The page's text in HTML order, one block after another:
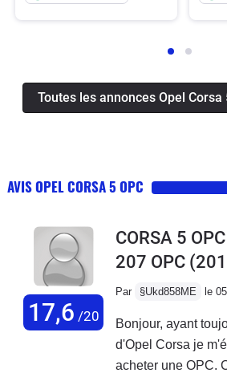
Toutes les annonces Opel Corsa
AVIS OPEL CORSA 5 OPC
17,6 /20
CORSA 5
207 OPC
Par §Ukd858ME le
Bonjour, ayant
d'Opel Corsa je
acheter une OPC.